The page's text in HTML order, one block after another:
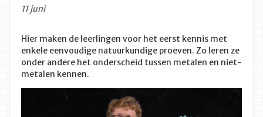
11 juni
Hier maken de leerlingen voor het eerst kennis met
enkele eenvoudige natuurkundige proeven. Zo leren ze
onder andere het onderscheid tussen metalen en niet-
metalen kennen.